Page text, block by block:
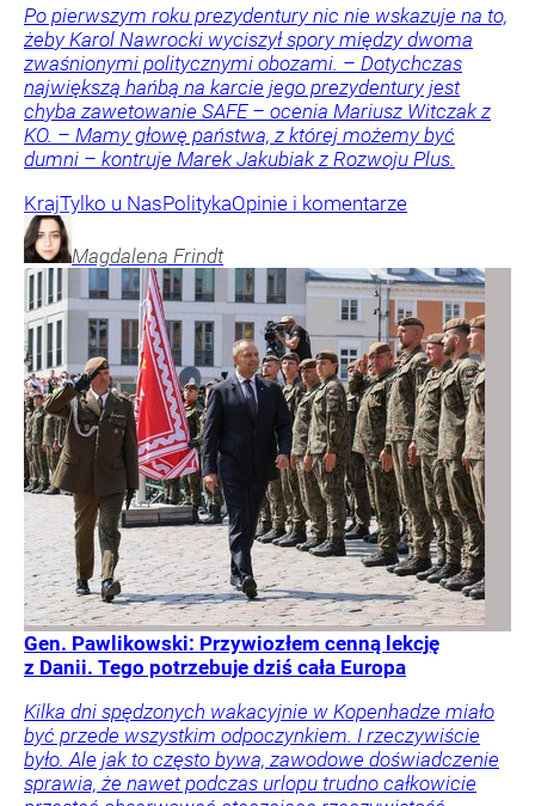
Po pierwszym roku prezydentury nic nie wskazuje na to,
żeby Karol Nawrocki wyciszył spory między dwoma
zwaśnionymi politycznymi obozami. – Dotychczas
największą hańbą na karcie jego prezydentury jest
chyba zawetowanie SAFE – ocenia Mariusz Witczak z
KO. – Mamy głowę państwa, z której możemy być
dumni – kontruje Marek Jakubiak z Rozwoju Plus.
KrajTylko u NasPolitykaOpinie i komentarze
Magdalena Frindt
Gen. Pawlikowski: Przywiozłem cenną lekcję
z Danii. Tego potrzebuje dziś cała Europa
Kilka dni spędzonych wakacyjnie w Kopenhadze miało
być przede wszystkim odpoczynkiem. I rzeczywiście
było. Ale jak to często bywa, zawodowe doświadczenie
sprawia, że nawet podczas urlopu trudno całkowicie